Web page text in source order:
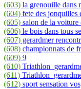
(603) la grenouille dans
(604) fete des jonquilles
(605) salon de la voiture
(606) le bois dans tous
(607) gerardmer
(608) championnats de
(609) 9
(610)
(611)
(612) sport sensation